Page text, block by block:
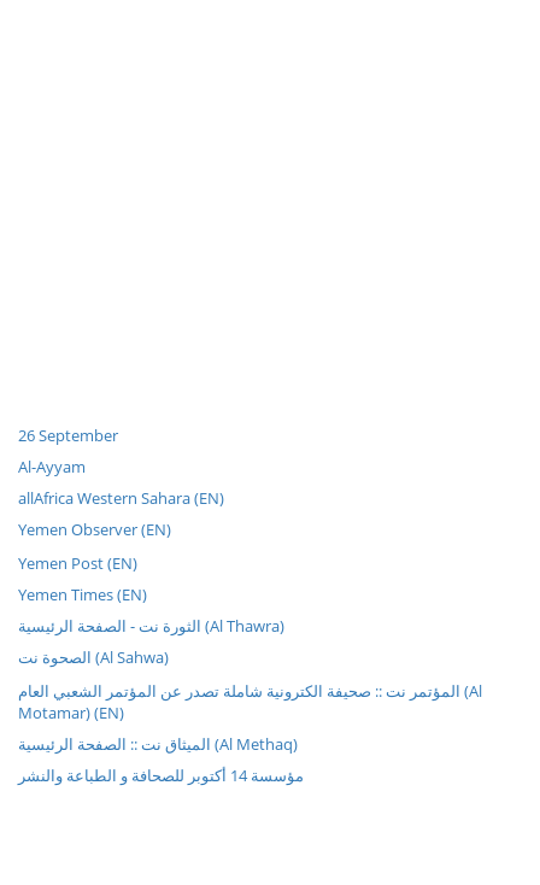
26 September
Al-Ayyam
allAfrica Western Sahara (EN)
Yemen Observer (EN)
Yemen Post (EN)
Yemen Times (EN)
الثورة نت - الصفحة الرئيسية (Al Thawra)
الصحوة نت (Al Sahwa)
المؤتمر نت :: صحيفة الكترونية شاملة تصدر عن المؤتمر الشعبي العام (Al
Motamar) (EN)
الميثاق نت :: الصفحة الرئيسية (Al Methaq)
مؤسسة 14 أكتوبر للصحافة و الطباعة والنشر